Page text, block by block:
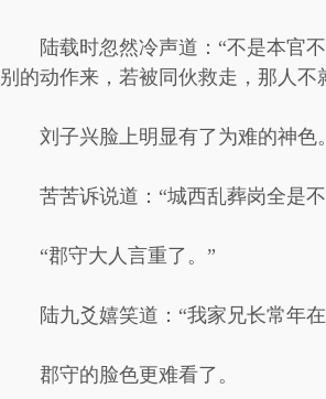
陆载时忽然冷声道：“不是本官
别的动作来，若被同伙救走，那人不
刘子兴脸上明显有了为难的神色。
苦苦诉说道：“城西乱葬岗全是
“郡守大人言重了。”
陆九爻嬉笑道：“我家兄长常年
郡守的脸色更难看了。